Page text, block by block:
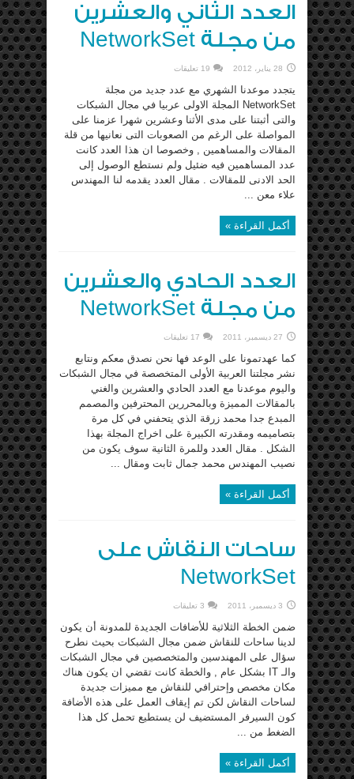
العدد الثاني والعشرين
من مجلة NetworkSet
28 يناير، 2012 19 تعليقات
يتجدد موعدنا الشهري مع عدد جديد من مجلة
NetworkSet المجلة الاولى عربيا في مجال الشبكات
والتى أثبتنا على مدى الأثنا وعشرين شهرا عزمنا على
المواصلة على الرغم من الصعوبات التى نعانيها من قلة
المقالات والمساهمين , وخصوصا ان هذا العدد كانت
عدد المساهمين فيه ضئيل ولم نستطع الوصول إلى
الحد الادنى للمقالات . مقال العدد يقدمه لنا المهندس
علاء معن ...
أكمل القراءة »
العدد الحادي والعشرين
من مجلة NetworkSet
27 ديسمبر، 2011 17 تعليقات
كما عهدتمونا على الوعد فها نحن نصدق معكم ونتابع
نشر مجلتنا العربية الأولى المتخصصة في مجال الشبكات
واليوم موعدنا مع العدد الحادي والعشرين والغني
بالمقالات المميزة وبالمحررين المحترفين والمصمم
المبدع جدا محمد زرقة الذي يتحفني في كل مرة
بتصاميمه ومقدرته الكبيرة على اخراج المجلة بهذا
الشكل . مقال العدد وللمرة الثانية سوف يكون من
نصيب المهندس محمد جمال ثابت ومقال ...
أكمل القراءة »
ساحات النقاش على
NetworkSet
3 ديسمبر، 2011 3 تعليقات
ضمن الخطة الثلاثية للأضافات الجديدة للمدونة أن يكون
لدينا ساحات للنقاش ضمن مجال الشبكات بحيث نطرح
سؤال على المهندسين والمتخصصين في مجال الشبكات
والـ IT بشكل عام , والخطة كانت تقضي ان يكون هناك
مكان مخصص وإحترافي للنقاش مع مميزات جديدة
لساحات النقاش لكن تم إيقاف العمل على هذه الأضافة
كون السيرفر المستضيف لن يستطيع تحمل كل هذا
الضغط من ...
أكمل القراءة »